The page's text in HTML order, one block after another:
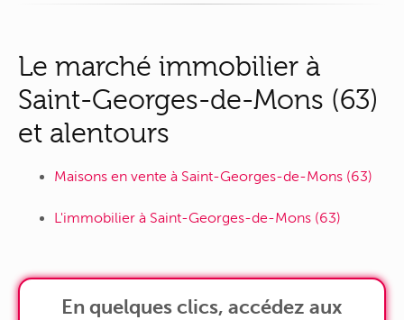
Le marché immobilier à
Saint-Georges-de-Mons (63)
et alentours
Maisons en vente à Saint-Georges-de-Mons (63)
L'immobilier à Saint-Georges-de-Mons (63)
En quelques clics, accédez aux